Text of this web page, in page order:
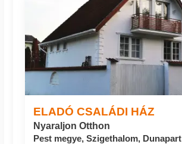
ELADÓ CSALÁDI HÁZ
Nyaraljon Otthon
Pest megye, Szigethalom, Dunapart